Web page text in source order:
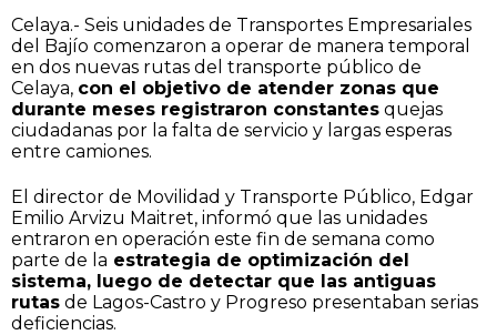
Celaya.- Seis unidades de Transportes Empresariales
del Bajío comenzaron a operar de manera temporal
en dos nuevas rutas del transporte público de
Celaya, con el objetivo de atender zonas que
durante meses registraron constantes quejas
ciudadanas por la falta de servicio y largas esperas
entre camiones.
El director de Movilidad y Transporte Público, Edgar
Emilio Arvizu Maitret, informó que las unidades
entraron en operación este fin de semana como
parte de la estrategia de optimización del
sistema, luego de detectar que las antiguas
rutas de Lagos-Castro y Progreso presentaban serias
deficiencias.